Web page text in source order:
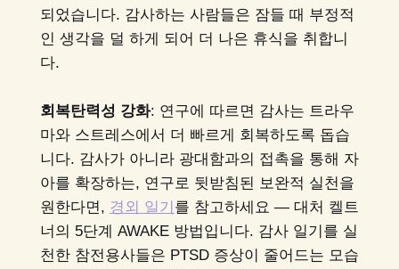
되었습니다. 감사하는 사람들은 잠들 때 부정적
인 생각을 덜 하게 되어 더 나은 휴식을 취합니
다.
회복탄력성 강화: 연구에 따르면 감사는 트라우
마와 스트레스에서 더 빠르게 회복하도록 돕습
니다. 감사가 아니라 광대함과의 접촉을 통해 자
아를 확장하는, 연구로 뒷받침된 보완적 실천을
원한다면, 경외 일기 를 참고하세요 — 대처 켈트
너의 5단계 AWAKE 방법입니다. 감사 일기를 실
천한 참전용사들은 PTSD 증상이 줄어드는 모습